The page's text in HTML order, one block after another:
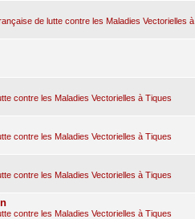
de lutte contre les Maladies Vectorielles à
contre les Maladies Vectorielles à Tiques
contre les Maladies Vectorielles à Tiques
contre les Maladies Vectorielles à Tiques
contre les Maladies Vectorielles à Tiques